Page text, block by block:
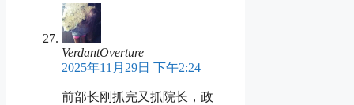
VerdantOverture
2025年11月29日 下午2:24
前部长刚抓完又抓院长，政